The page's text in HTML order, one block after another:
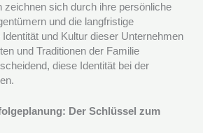
zeichnen sich durch ihre persönliche
und die langfristige
und Kultur dieser Unternehmen
und Traditionen der Familie
diese Identität bei der
Der Schlüssel zum